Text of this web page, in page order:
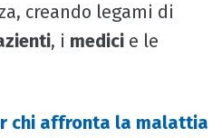
creando legami di
, i medici e le
chi affronta la malattia